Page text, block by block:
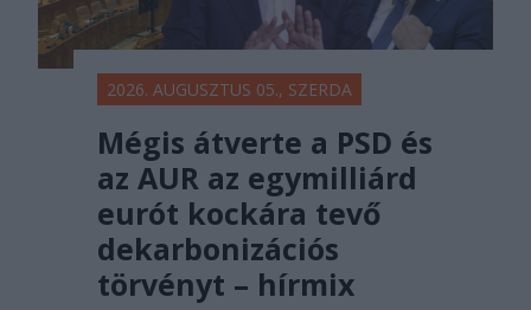
2026. AUGUSZTUS 05., SZERDA
Mégis átverte a PSD és
az AUR az egymilliárd
eurót kockára tevő
dekarbonizációs
törvényt – hírmix